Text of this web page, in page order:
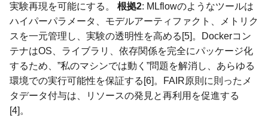
実験再現を可能にする。 根拠2: MLflowのようなツールは
ハイパーパラメータ、モデルアーティファクト、メトリク
スを一元管理し、実験の透明性を高める[5]。Dockerコン
テナはOS、ライブラリ、依存関係を完全にパッケージ化
するため、”私のマシンでは動く”問題を解消し、あらゆる
環境での実行可能性を保証する[6]。FAIR原則に則ったメ
タデータ付与は、リソースの発見と再利用を促進する
[4]。